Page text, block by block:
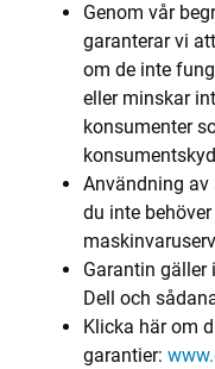
Genom vår
garanterar vi
om de inte
eller minskar
konsumenter
Användning av
du inte
Garantin gäller
Dell och
Klicka här om
garantier: